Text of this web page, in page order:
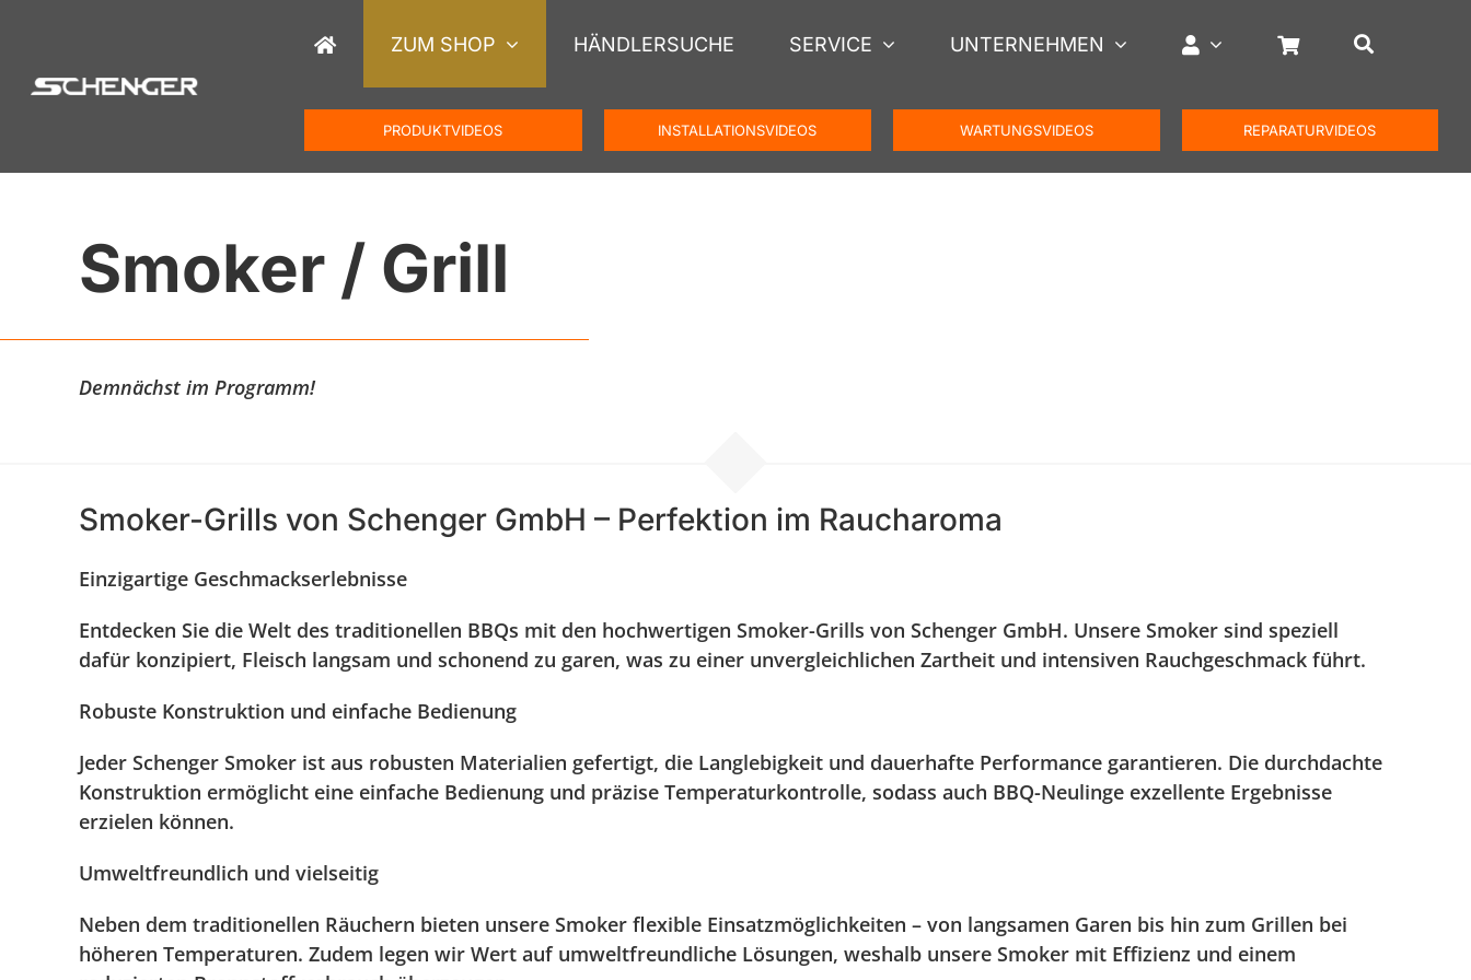
springen
ZUM SHOP HÄNDLERSUCHE SERVICE UNTERNEHMEN
PRODUKTVIDEOS INSTALLATIONSVIDEOS WARTUNGSVIDEOS REPARATURVIDEOS
Smoker / Grill
Demnächst im Programm!
Smoker-Grills von Schenger GmbH – Perfektion im Raucharoma
Einzigartige Geschmackserlebnisse
Entdecken Sie die Welt des traditionellen BBQs mit den hochwertigen Smoker-Grills von Schenger GmbH. Unsere Smoker sind speziell
dafür konzipiert, Fleisch langsam und schonend zu garen, was zu einer unvergleichlichen Zartheit und intensiven Rauchgeschmack führt.
Robuste Konstruktion und einfache Bedienung
Jeder Schenger Smoker ist aus robusten Materialien gefertigt, die Langlebigkeit und dauerhafte Performance garantieren. Die durchdachte
Konstruktion ermöglicht eine einfache Bedienung und präzise Temperaturkontrolle, sodass auch BBQ-Neulinge exzellente Ergebnisse
erzielen können.
Umweltfreundlich und vielseitig
Neben dem traditionellen Räuchern bieten unsere Smoker flexible Einsatzmöglichkeiten – von langsamen Garen bis hin zum Grillen bei
höheren Temperaturen. Zudem legen wir Wert auf umweltfreundliche Lösungen, weshalb unsere Smoker mit Effizienz und einem